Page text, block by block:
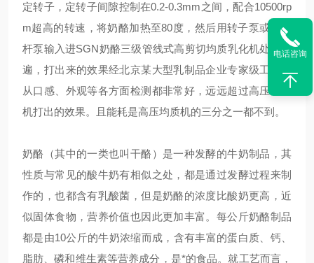
定转子，定转子间隙控制在0.2-0.3mm之间，配合10500rp
m超高的转速，将奶酪加热至80度，然后用转子泵或者螺
杆泵输入进SGN奶酪三级管线式高剪切均质乳化机处理一
遍，打出来的效果经北京某大型乳制品企业专家级工程师
从口感、外观等各方面检测都非常好，远远超过高压均质
机打出的效果。且能耗是高压均质机的三分之一都不到。
奶酪（其中的一类也叫干酪）是一种发酵的牛奶制品，其
性质与常见的酸牛奶有相似之处，都是通过发酵过程来制
作的，也都含有乳酸菌，但是奶酪的浓度比酸奶更高，近
似固体食物，营养价值也因此更加丰富。每公斤奶酪制品
都是由10公斤的牛奶浓缩而成，含有丰富的蛋白质、钙、
脂肪、磷和维生素等营养成分，是*的食品。就工艺而言，
电话咨询